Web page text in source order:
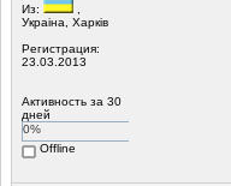
Из:
Украiна, Харкiв
Регистрация:
23.03.2013
Активность за 30
дней
0%
Offline